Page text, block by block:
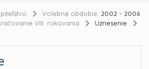
Volebné obdobie: 2002 - 2006
VIII. rokovania
Uznesenie